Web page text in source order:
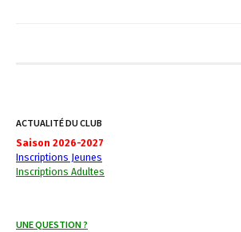
ACTUALITÉ DU CLUB
Saison 2026-2027
Inscriptions Jeunes
Inscriptions Adultes
UNE QUESTION ?